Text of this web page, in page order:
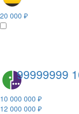
20 000 ₽
99999999
10 000 000 ₽
12 000 000 ₽